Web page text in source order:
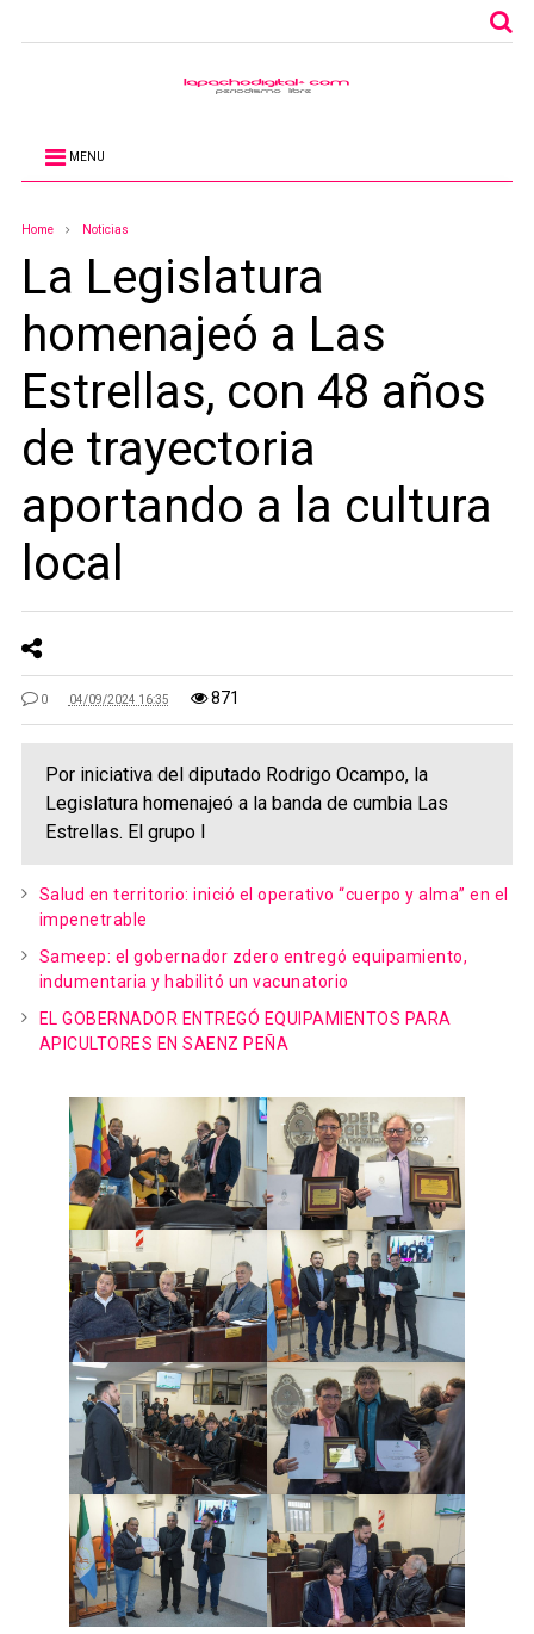
MENU
Home Noticias
La Legislatura
homenajeó a Las
Estrellas, con 48 años
de trayectoria
aportando a la cultura
local
0 04/09/2024 16:35 871
Por iniciativa del diputado Rodrigo Ocampo, la
Legislatura homenajeó a la banda de cumbia Las
Estrellas. El grupo l
Salud en territorio: inició el operativo “cuerpo y alma” en el
impenetrable
Sameep: el gobernador zdero entregó equipamiento,
indumentaria y habilitó un vacunatorio
EL GOBERNADOR ENTREGÓ EQUIPAMIENTOS PARA
APICULTORES EN SAENZ PEÑA